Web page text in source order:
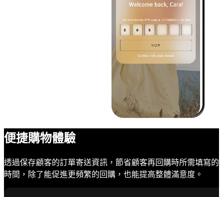
便捷購物體驗
透過保存顧客的訂單寄送資訊，節省顧客再回購時所需填寫的
時間，除了能促進更頻繁的回購，也能提高整體滿意度。